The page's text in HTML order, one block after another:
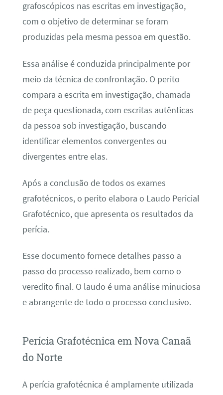
grafoscópicos nas escritas em investigação,
com o objetivo de determinar se foram
produzidas pela mesma pessoa em questão.
Essa análise é conduzida principalmente por
meio da técnica de confrontação. O perito
compara a escrita em investigação, chamada
de peça questionada, com escritas autênticas
da pessoa sob investigação, buscando
identificar elementos convergentes ou
divergentes entre elas.
Após a conclusão de todos os exames
grafotécnicos, o perito elabora o Laudo Pericial
Grafotécnico, que apresenta os resultados da
perícia.
Esse documento fornece detalhes passo a
passo do processo realizado, bem como o
veredito final. O laudo é uma análise minuciosa
e abrangente de todo o processo conclusivo.
Perícia Grafotécnica em Nova Canaã
do Norte
A perícia grafotécnica é amplamente utilizada